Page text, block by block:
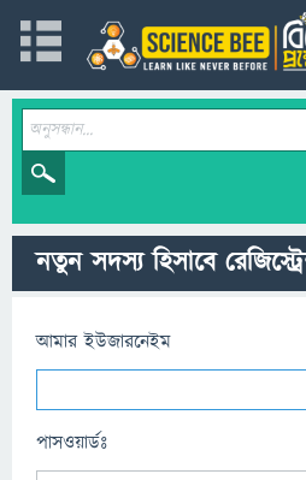
নতুন সদস্য হিসাবে
আমার ইউজারনেইম
পাসওয়ার্ডঃ